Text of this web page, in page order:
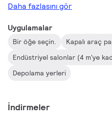
Daha fazlasını gör
Uygulamalar
Bir öğe seçin.
Kapalı araç
Endüstriyel salonlar (4 m'ye
Depolama yerleri
İndirmeler